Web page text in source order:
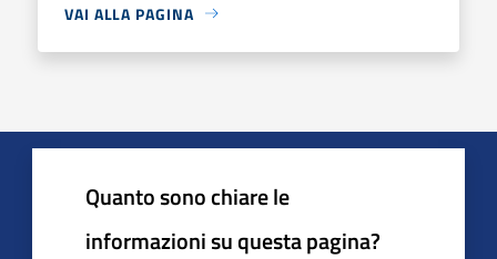
VAI ALLA PAGINA
Quanto sono chiare le
informazioni su questa pagina?